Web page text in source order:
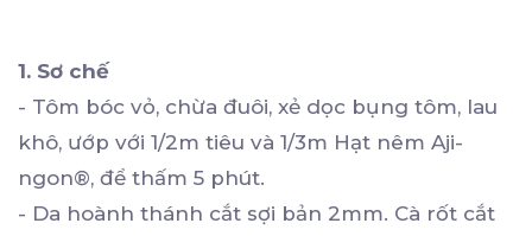
1. Sơ chế
- Tôm bóc vỏ, chừa đuôi, xẻ dọc bụng tôm, lau
khô, ướp với 1/2m tiêu và 1/3m Hạt nêm Aji-
ngon®, để thấm 5 phút.
- Da hoành thánh cắt sợi bản 2mm. Cà rốt cắt